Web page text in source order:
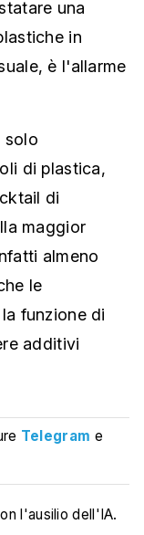
una
in
è l'allarme
solo
di plastica,
di
maggior
almeno
le
funzione di
additivi
Telegram e
l'ausilio dell'IA.